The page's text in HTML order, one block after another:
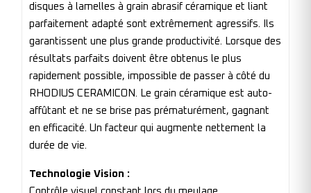
disques à lamelles à grain abrasif céramique et liant
parfaitement adapté sont extrêmement agressifs. Ils
garantissent une plus grande productivité. Lorsque des
résultats parfaits doivent être obtenus le plus
rapidement possible, impossible de passer à côté du
RHODIUS CERAMICON. Le grain céramique est auto-
affûtant et ne se brise pas prématurément, gagnant
en efficacité. Un facteur qui augmente nettement la
durée de vie.
Technologie Vision :